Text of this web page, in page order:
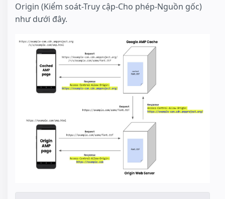
Origin (Kiểm soát-Truy cập-Cho phép-Nguồn gốc)
như dưới đây.